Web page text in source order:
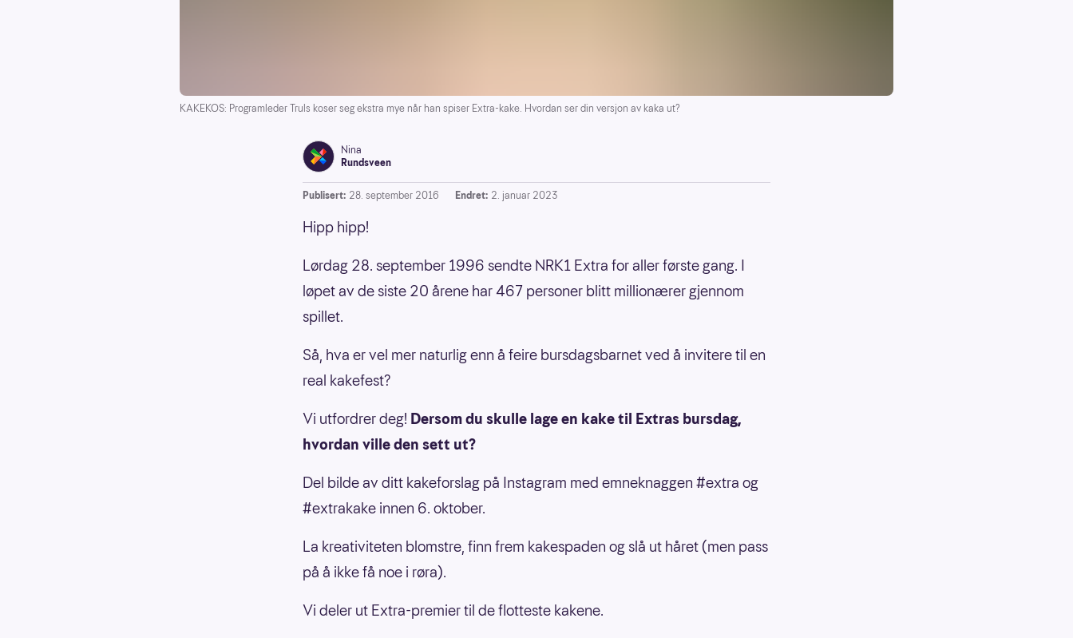
KAKEKOS: Programleder Truls koser seg ekstra mye når han spiser Extra-kake. Hvordan ser din versjon av kaka ut?
Nina
Rundsveen
Publisert: 28. september 2016 Endret: 2. januar 2023
Hipp hipp!
Lørdag 28. september 1996 sendte NRK1 Extra for aller første gang. I
løpet av de siste 20 årene har 467 personer blitt millionærer gjennom
spillet.
Så, hva er vel mer naturlig enn å feire bursdagsbarnet ved å invitere til en
real kakefest?
Vi utfordrer deg! Dersom du skulle lage en kake til Extras bursdag,
hvordan ville den sett ut?
Del bilde av ditt kakeforslag på Instagram med emneknaggen #extra og
#extrakake innen 6. oktober.
La kreativiteten blomstre, finn frem kakespaden og slå ut håret (men pass
på å ikke få noe i røra).
Vi deler ut Extra-premier til de flotteste kakene.